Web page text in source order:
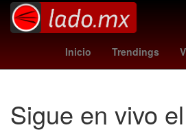
Inicio Trendings
frankfurt -
Sigue en vivo